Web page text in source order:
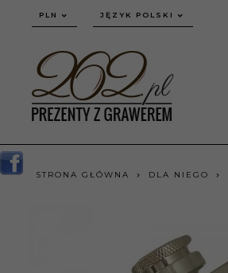
currency_h
PLN JĘZYK POLSKI
STRONA GŁÓWNA DLA NIEGO